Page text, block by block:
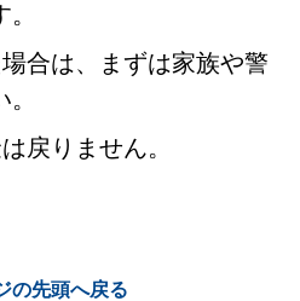
合は、まずは家族や警
戻りません。
の先頭へ戻る